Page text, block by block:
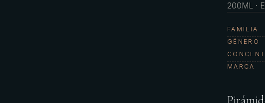
200ML ·
FAMILIA
GÉNERO
MARCA